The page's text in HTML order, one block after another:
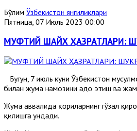
Бўлим Ўзбекистон янгиликлари
Пятница, 07 Июль 2023 00:00
МУФТИЙ ШАЙХ ҲАЗРАТЛАРИ:
Бугун, 7 июль куни Ўзбекистон
билан жума намозини адо этиш ва
Жума аввалида қориларнинг гўзал
қилишга ундади.